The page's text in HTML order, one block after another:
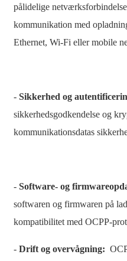
pålidelige
kommunikation med
Ethernet, Wi-Fi eller mobile
- Sikkerhed og
sikkerhedsgodkendelse og
kommunikationsdatas
- Software- og
softwaren og firmwaren på
kompatibilitet med OCPP-
- Drift og overvågning: